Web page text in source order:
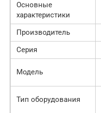
Основные
характеристики
Производитель
Серия
Модель
Тип оборудования